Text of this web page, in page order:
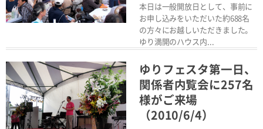
本日は一般開放日として、事前に
お申し込みをいただいた約688名
の方々にお越しいただきました。
ゆり満開のハウス内...
Read More
ゆりフェスタ第一日、
関係者内覧会に257名
様がご来場
（2010/6/4）